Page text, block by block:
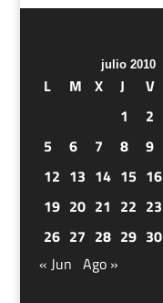
julio 2010
L M X J V
1
2
5
6 7 8 9
12 13 14 15 16
19 20 21 22 23
26 27 28 29 30
« Jun Ago »